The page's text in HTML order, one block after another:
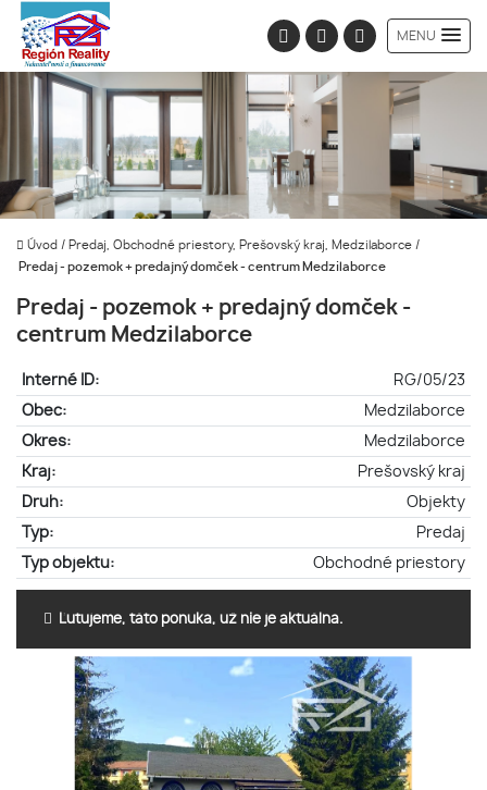
MENU
Úvod / Predaj, Obchodné priestory, Prešovský kraj, Medzilaborce /
Predaj - pozemok + predajný domček - centrum Medzilaborce
Predaj - pozemok + predajný domček -
centrum Medzilaborce
Interné ID:
RG/05/23
Obec:
Medzilaborce
Okres:
Medzilaborce
Kraj:
Prešovský kraj
Druh:
Objekty
Typ:
Predaj
Typ objektu:
Obchodné priestory
Ľutujeme, táto ponuka, už nie je aktuálna.